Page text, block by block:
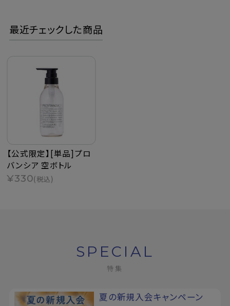
最近チェックした商品
【公式限定】[単品]プロ
バンシア 空ボトル
¥330(税込)
SPECIAL
特集
夏の新規入会キャンペーン